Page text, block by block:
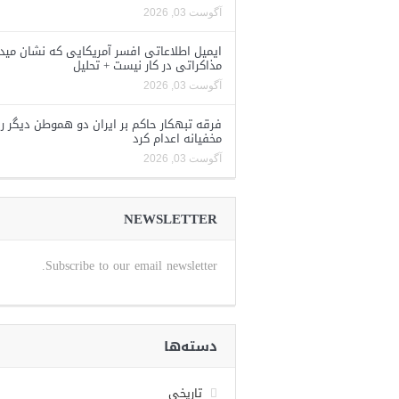
آگوست 03, 2026
ایمیل اطلاعاتی افسر آمریکایی که نشان
مذاکراتی در کار نیست + تحلیل
آگوست 03, 2026
فرقه تبهکار حاکم بر ایران دو هموطن دیگر
مخفیانه اعدام کرد
آگوست 03, 2026
NEWSLETTER
Subscribe to our email newsletter.
دسته‌ها
تاریخی